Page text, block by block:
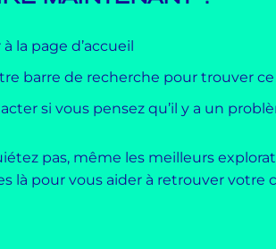
la page d’accueil
barre de recherche pour trouver
si vous pensez qu’il y a un
pas, même les meilleurs
là pour vous aider à retrouver votre